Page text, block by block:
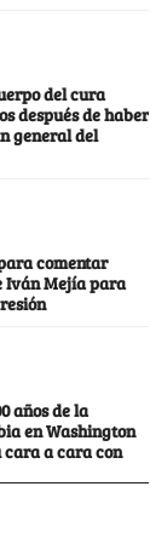
del cura
después de haber
general del
comentar
Iván Mejía para
años de la
en Washington
cara a cara con